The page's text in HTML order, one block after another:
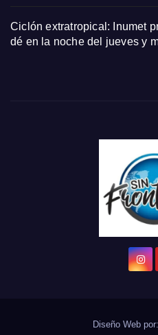
Ciclón extratropical: Inumet
dé en la noche del jueves y
Diseño Web por: